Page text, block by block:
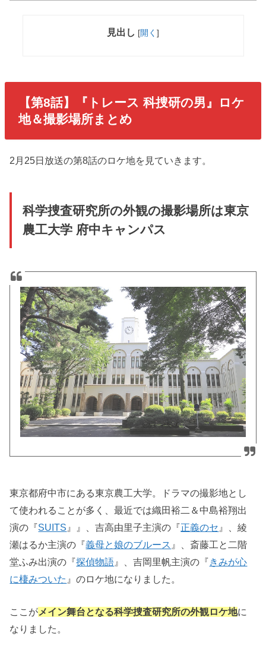
見出し [開く ]
【第8話】『トレース 科捜研の男』ロケ
地＆撮影場所まとめ
2月25日放送の第8話のロケ地を見ていきます。
科学捜査研究所の外観の撮影場所は東京
農工大学 府中キャンパス
東京都府中市にある東京農工大学。ドラマの撮影地とし
て使われることが多く、最近では織田裕二＆中島裕翔出
演の『SUITS 』』、吉高由里子主演の『正義のセ 』、綾
瀬はるか主演の『義母と娘のブルース 』、斎藤工と二階
堂ふみ出演の『探偵物語 』、吉岡里帆主演の『きみが心
に棲みついた 』のロケ地になりました。
ここがメイン舞台となる科学捜査研究所の外観ロケ地に
なりました。